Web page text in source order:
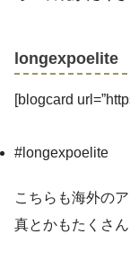
longexpoelite
[blogcard
#longexpoelite
こちらも海外の
真とかもたくさ